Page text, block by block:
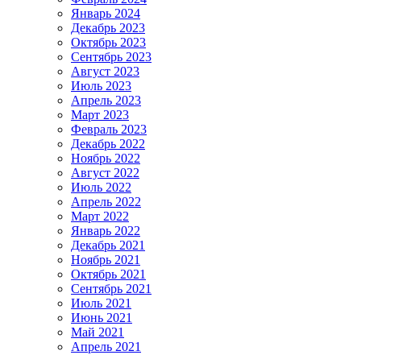
Январь 2024
Декабрь 2023
Октябрь 2023
Сентябрь 2023
Август 2023
Июль 2023
Апрель 2023
Март 2023
Февраль 2023
Декабрь 2022
Ноябрь 2022
Август 2022
Июль 2022
Апрель 2022
Март 2022
Январь 2022
Декабрь 2021
Ноябрь 2021
Октябрь 2021
Сентябрь 2021
Июль 2021
Июнь 2021
Май 2021
Апрель 2021